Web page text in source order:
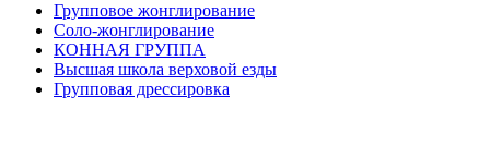
Групповое жонглирование
Соло-жонглирование
КОННАЯ ГРУППА
Высшая школа верховой езды
Групповая дрессировка